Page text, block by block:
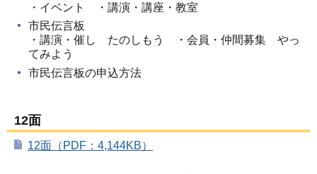
・イベント ・講演・講座・教室
市民伝言板
・講演・催し たのしもう ・会員・仲間募集 やっ
てみよう
市民伝言板の申込方法
12面
12面（PDF：4,144KB）